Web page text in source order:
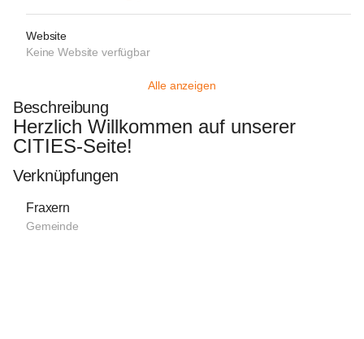
Website
Keine Website verfügbar
Alle anzeigen
Beschreibung
Herzlich Willkommen auf unserer
CITIES-Seite!
Verknüpfungen
Fraxern
Gemeinde